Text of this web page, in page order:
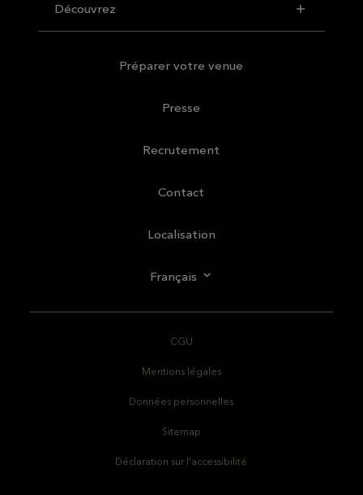
Découvrez
Préparer votre venue
Presse
Recrutement
Contact
Localisation
Français
CGU
Mentions légales
Données personnelles
Sitemap
Déclaration sur l'accessibilité